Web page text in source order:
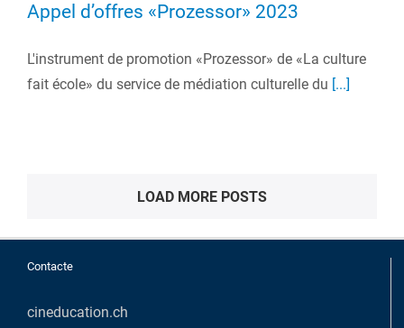
Appel d’offres «Prozessor» 2023
L'instrument de promotion «Prozessor» de «La culture
fait école» du service de médiation culturelle du [...]
LOAD MORE POSTS
Contacte
cineducation.ch